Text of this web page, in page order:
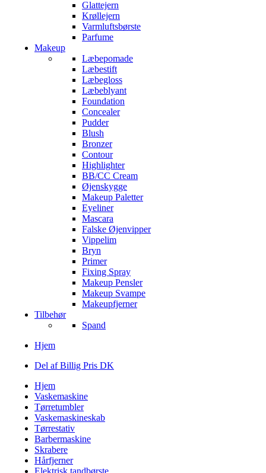
Glattejern
Krøllejern
Varmluftsbørste
Parfume
Makeup
Læbepomade
Læbestift
Læbegloss
Læbeblyant
Foundation
Concealer
Pudder
Blush
Bronzer
Contour
Highlighter
BB/CC Cream
Øjenskygge
Makeup Paletter
Eyeliner
Mascara
Falske Øjenvipper
Vippelim
Bryn
Primer
Fixing Spray
Makeup Pensler
Makeup Svampe
Makeupfjerner
Tilbehør
Spand
Hjem
Del af Billig Pris DK
Hjem
Vaskemaskine
Tørretumbler
Vaskemaskineskab
Tørrestativ
Barbermaskine
Skrabere
Hårfjerner
Elektrisk tandbørste